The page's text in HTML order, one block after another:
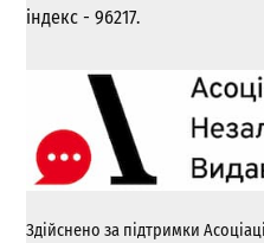
індекс - 96217.
Здійснено за підтримки